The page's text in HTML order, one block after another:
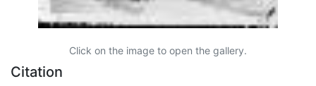
Click on the image to open the gallery.
Citation